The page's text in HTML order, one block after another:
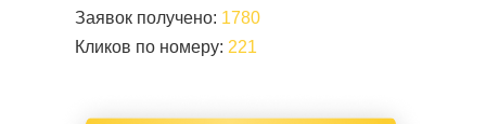
Заявок получено: 1780
Кликов по номеру: 221